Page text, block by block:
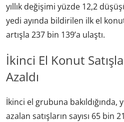
yıllık değişimi yüzde 12,2
yedi ayında bildirilen ilk el
artışla 237 bin 139’a ulaştı.
İkinci El Konut
Azaldı
İkinci el grubuna bakıldığında,
azalan satışların sayısı 65 bin